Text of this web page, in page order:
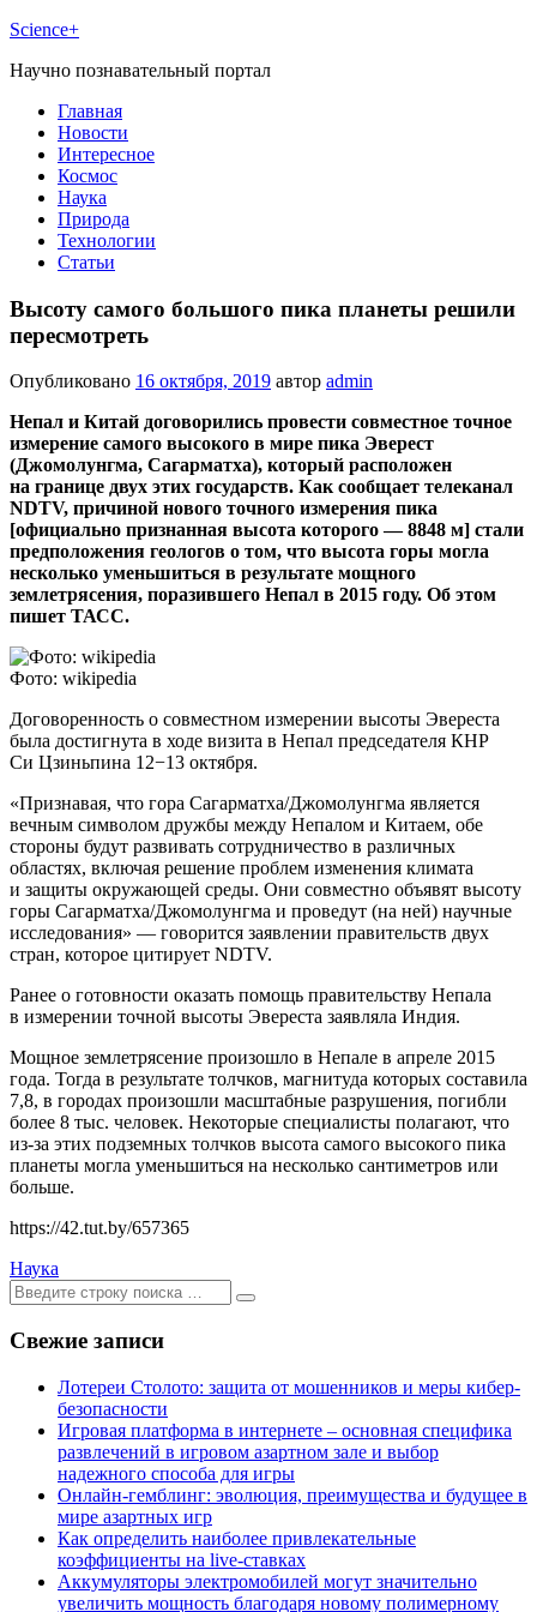
Science+
Научно познавательный портал
Главная
Новости
Интересное
Космос
Наука
Природа
Технологии
Статьи
Высоту самого большого пика планеты решили
пересмотреть
Опубликовано 16 октября, 2019 автор admin
Непал и Китай договорились провести совместное точное
измерение самого высокого в мире пика Эверест
(Джомолунгма, Сагарматха), который расположен
на границе двух этих государств. Как сообщает телеканал
NDTV, причиной нового точного измерения пика
[официально признанная высота которого — 8848 м] стали
предположения геологов о том, что высота горы могла
несколько уменьшиться в результате мощного
землетрясения, поразившего Непал в 2015 году. Об этом
пишет ТАСС.
Фото: wikipedia
Договоренность о совместном измерении высоты Эвереста
была достигнута в ходе визита в Непал председателя КНР
Си Цзиньпина 12−13 октября.
«Признавая, что гора Сагарматха/Джомолунгма является
вечным символом дружбы между Непалом и Китаем, обе
стороны будут развивать сотрудничество в различных
областях, включая решение проблем изменения климата
и защиты окружающей среды. Они совместно объявят высоту
горы Сагарматха/Джомолунгма и проведут (на ней) научные
исследования» — говорится заявлении правительств двух
стран, которое цитирует NDTV.
Ранее о готовности оказать помощь правительству Непала
в измерении точной высоты Эвереста заявляла Индия.
Мощное землетрясение произошло в Непале в апреле 2015
года. Тогда в результате толчков, магнитуда которых составила
7,8, в городах произошли масштабные разрушения, погибли
более 8 тыс. человек. Некоторые специалисты полагают, что
из-за этих подземных толчков высота самого высокого пика
планеты могла уменьшиться на несколько сантиметров или
больше.
https://42.tut.by/657365
Наука
Ищем:
[текст]
Свежие записи
Лотереи Столото: защита от мошенников и меры кибер-
безопасности
Игровая платформа в интернете – основная специфика
развлечений в игровом азартном зале и выбор
надежного способа для игры
Онлайн-гемблинг: эволюция, преимущества и будущее в
мире азартных игр
Как определить наиболее привлекательные
коэффициенты на live-ставках
Аккумуляторы электромобилей могут значительно
увеличить мощность благодаря новому полимерному